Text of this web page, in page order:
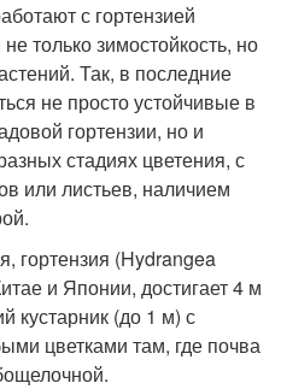
с гортензией
только зимостойкость, но
Так, в последние
не просто устойчивые в
гортензии, но и
стадиях цветения, с
или листьев, наличием
гортензия (Hydrangea
и Японии, достигает 4 м
кустарник (до 1 м) с
цветками там, где почва